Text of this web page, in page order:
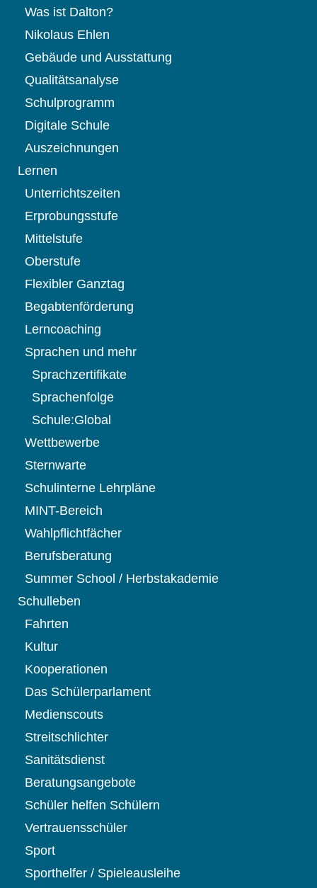
Was ist Dalton?
Nikolaus Ehlen
Gebäude und Ausstattung
Qualitätsanalyse
Schulprogramm
Digitale Schule
Auszeichnungen
Lernen
Unterrichtszeiten
Erprobungsstufe
Mittelstufe
Oberstufe
Flexibler Ganztag
Begabtenförderung
Lerncoaching
Sprachen und mehr
Sprachzertifikate
Sprachenfolge
Schule:Global
Wettbewerbe
Sternwarte
Schulinterne Lehrpläne
MINT-Bereich
Wahlpflichtfächer
Berufsberatung
Summer School / Herbstakademie
Schulleben
Fahrten
Kultur
Kooperationen
Das Schülerparlament
Medienscouts
Streitschlichter
Sanitätsdienst
Beratungsangebote
Schüler helfen Schülern
Vertrauensschüler
Sport
Sporthelfer / Spieleausleihe